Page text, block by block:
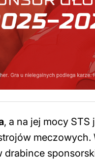
, a na jej mocy